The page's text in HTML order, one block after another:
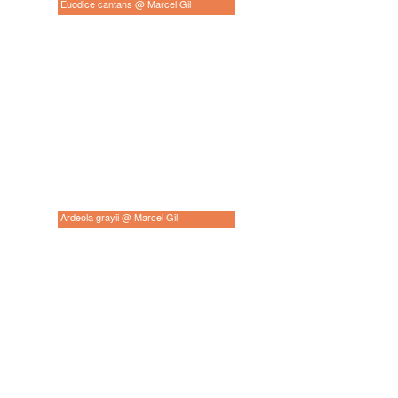
Euodice cantans @ Marcel Gil
Ardeola grayii @ Marcel Gil